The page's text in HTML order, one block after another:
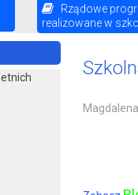
Rządowe
realizowane w